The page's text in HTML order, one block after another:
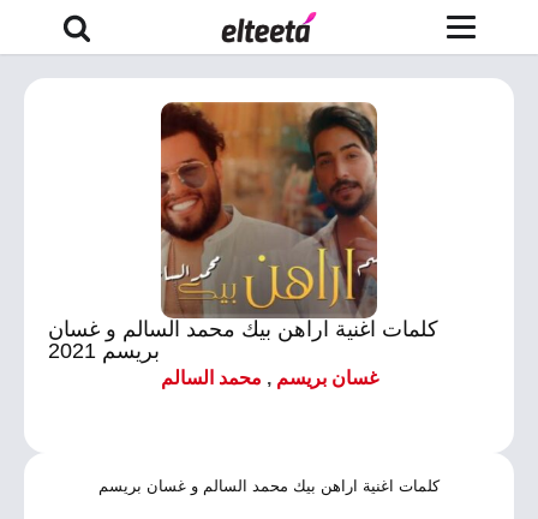
كلمات اغنية اراهن بيك محمد السالم و غسان
بريسم 2021
غسان بريسم , محمد السالم
كلمات اغنية اراهن بيك محمد السالم و غسان بريسم